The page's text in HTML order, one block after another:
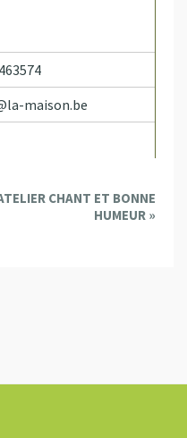
maison.be
CHANT ET BONNE
HUMEUR »